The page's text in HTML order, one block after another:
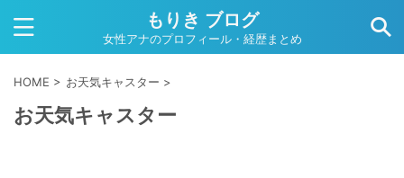
もりき ブログ
女性アナのプロフィール・経歴まとめ
HOME > お天気キャスター >
お天気キャスター